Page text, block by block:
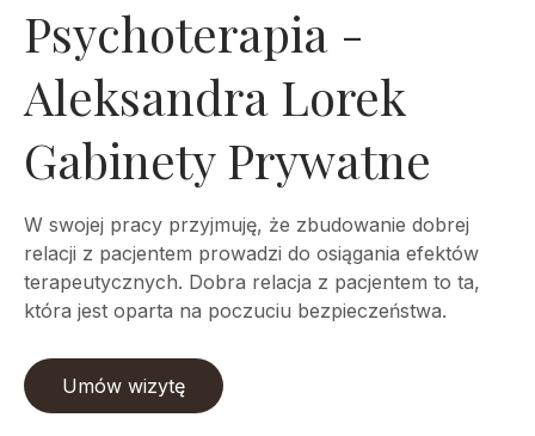
Psychoterapia -
Aleksandra Lorek
Gabinety Prywatne
W swojej pracy przyjmuję, że zbudowanie dobrej
relacji z pacjentem prowadzi do osiągania efektów
terapeutycznych. Dobra relacja z pacjentem to ta,
która jest oparta na poczuciu bezpieczeństwa.
Umów wizytę